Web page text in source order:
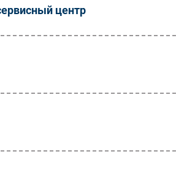
центр